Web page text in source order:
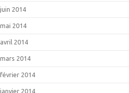
juin 2014
mai 2014
avril 2014
mars 2014
février 2014
janvier 2014